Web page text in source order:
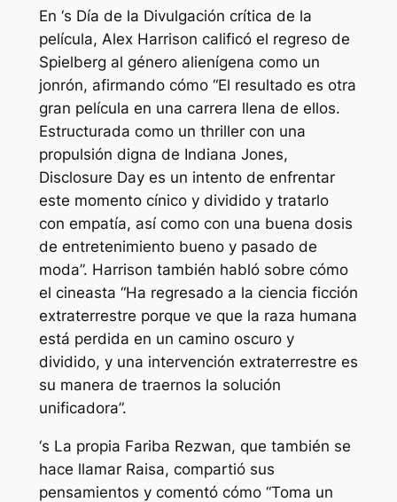
En ‘s Día de la Divulgación crítica de la
película, Alex Harrison calificó el regreso de
Spielberg al género alienígena como un
jonrón, afirmando cómo “El resultado es otra
gran película en una carrera llena de ellos.
Estructurada como un thriller con una
propulsión digna de Indiana Jones,
Disclosure Day es un intento de enfrentar
este momento cínico y dividido y tratarlo
con empatía, así como con una buena dosis
de entretenimiento bueno y pasado de
moda”. Harrison también habló sobre cómo
el cineasta “Ha regresado a la ciencia ficción
extraterrestre porque ve que la raza humana
está perdida en un camino oscuro y
dividido, y una intervención extraterrestre es
su manera de traernos la solución
unificadora”.
‘s La propia Fariba Rezwan, que también se
hace llamar Raisa, compartió sus
pensamientos y comentó cómo “Toma un